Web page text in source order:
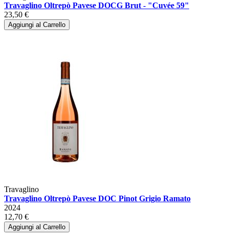
Travaglino Oltrepò Pavese DOCG Brut - "Cuvée 59"
23,50 €
Aggiungi al Carrello
Travaglino
Travaglino Oltrepò Pavese DOC Pinot Grigio Ramato
2024
12,70 €
Aggiungi al Carrello